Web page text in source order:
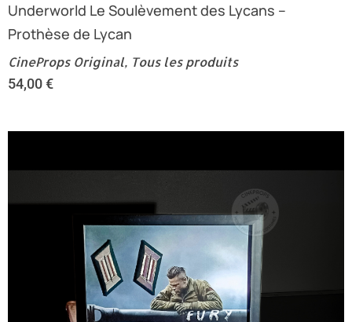
Underworld Le Soulèvement des Lycans –
Prothèse de Lycan
CineProps Original, Tous les produits
54,00€